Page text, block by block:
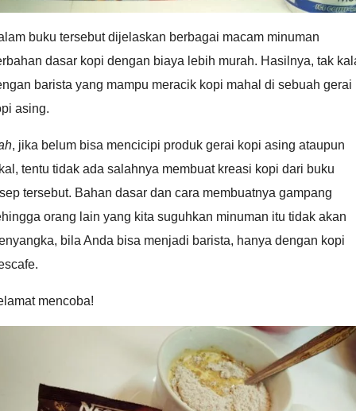
buku tersebut dijelaskan berbagai macam minuman
dasar kopi dengan biaya lebih murah. Hasilnya, tak
barista yang mampu meracik kopi mahal di sebuah gerai
asing.
, jika belum bisa mencicipi produk gerai kopi asing ataupun
tentu tidak ada salahnya membuat kreasi kopi dari buku
tersebut. Bahan dasar dan cara membuatnya gampang
orang lain yang kita suguhkan minuman itu tidak akan
bila Anda bisa menjadi barista, hanya dengan kopi
mencoba!